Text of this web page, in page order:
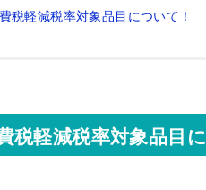
税軽減税率対象品目について！
税軽減税率対象品目